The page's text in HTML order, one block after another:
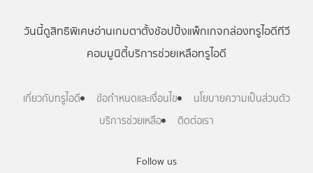
Follow us
วันนี้ดูสิทธิพิเศษอ่านเกมตาตั้งช้อปปิ้งแพ็กเกจกล่องทรูไอดีทีวี
คอมมูนิตี้บริการช่วยเหลือทรูไอดี
เกี่ยวกับทรูไอดี ข้อกำหนดและเงื่อนไข
นโยบายความเป็นส่วนตัว
บริการช่วยเหลือ
ติดต่อเรา